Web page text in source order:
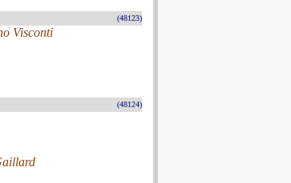
(48123)
Visconti
(48124)